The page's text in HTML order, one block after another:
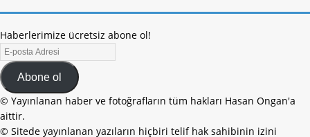
Haberlerimize ücretsiz abone ol!
Abone ol
© Yayınlanan haber ve fotoğrafların tüm hakları Hasan Ongan'a
aittir.
© Sitede yayınlanan yazıların hiçbiri telif hak sahibinin izini